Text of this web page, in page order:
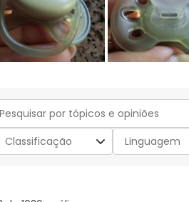
Secção
pesquisar
Classificação Linguagem